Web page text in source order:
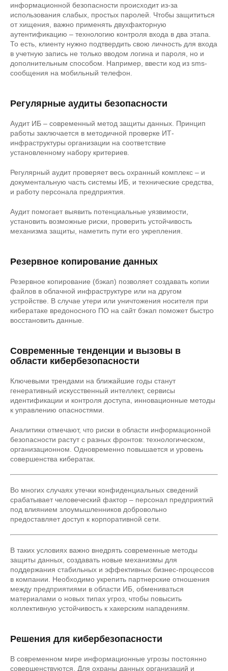
информационной безопасности происходит из-за
использования слабых, простых паролей. Чтобы защититься
от хищения, важно применять двухфакторную
аутентификацию – технологию контроля входа в два этапа.
То есть, клиенту нужно подтвердить свою личность для входа
в учетную запись не только вводом логина и пароля, но и
дополнительным способом. Например, ввести код из sms-
сообщения на мобильный телефон.
Регулярные аудиты безопасности
Аудит ИБ – современный метод защиты данных. Принцип
работы заключается в методичной проверке ИТ-
инфраструктуры организации на соответствие
установленному набору критериев.
Регулярный аудит проверяет весь охранный комплекс – и
документальную часть системы ИБ, и технические средства,
и работу персонала предприятия.
Аудит помогает выявить потенциальные уязвимости,
установить возможные риски, проверить устойчивость
механизма защиты, наметить пути его укрепления.
Резервное копирование данных
Резервное копирование (бэкап) позволяет создавать копии
файлов в облачной инфраструктуре или на другом
устройстве. В случае утери или уничтожения носителя при
кибератаке вредоносного ПО на сайт бэкап поможет быстро
восстановить данные.
Современные тенденции и вызовы в
области кибербезопасности
Ключевыми трендами на ближайшие годы станут
генеративный искусственный интеллект, сервисы
идентификации и контроля доступа, инновационные методы
к управлению опасностями.
Аналитики отмечают, что риски в области информационной
безопасности растут с разных фронтов: технологическом,
организационном. Одновременно повышается и уровень
совершенства кибератак.
Во многих случаях утечки конфиденциальных сведений
срабатывает человеческий фактор – персонал предприятий
под влиянием злоумышленников добровольно
предоставляет доступ к корпоративной сети.
В таких условиях важно внедрять современные методы
защиты данных, создавать новые механизмы для
поддержания стабильных и эффективных бизнес-процессов
в компании. Необходимо укрепить партнерские отношения
между предприятиями в области ИБ, обмениваться
материалами о новых типах угроз, чтобы повысить
коллективную устойчивость к хакерским нападениям.
Решения для кибербезопасности
В современном мире информационные угрозы постоянно
совершенствуются. Для охраны данных организаций и